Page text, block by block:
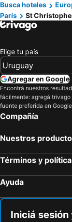
Busca hoteles
París
St
Elige tu país
Agregar en Google
Encontrá nuestros
fácilmente: agregá trivago
fuente preferida en
Compañía
Nuestros
Términos y
Ayuda
Iniciá